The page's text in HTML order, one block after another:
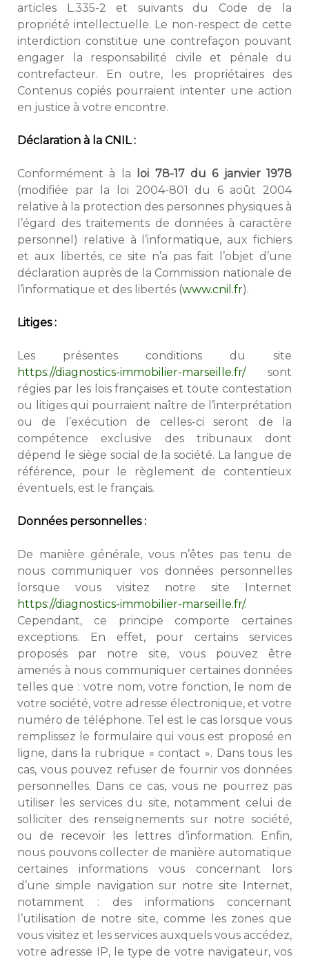
articles L.335-2 et suivants du Code de la
propriété intellectuelle. Le non-respect de cette
interdiction constitue une contrefaçon pouvant
engager la responsabilité civile et pénale du
contrefacteur. En outre, les propriétaires des
Contenus copiés pourraient intenter une action
en justice à votre encontre.
Déclaration à la CNIL :
Conformément à la
loi 78-17 du 6 janvier 1978
(modifiée par la loi 2004-801 du 6 août 2004
relative à la protection des personnes physiques à
l’égard des traitements de données à caractère
personnel) relative à l’informatique, aux fichiers
et aux libertés, ce site n’a pas fait l’objet d’une
déclaration auprès de la Commission nationale de
l’informatique et des libertés (www.cnil.fr).
Litiges :
Les présentes conditions du site
https://diagnostics-immobilier-marseille.fr/sont
régies par les lois françaises et toute contestation
ou litiges qui pourraient naître de l’interprétation
ou de l’exécution de celles-ci seront de la
compétence exclusive des tribunaux dont
dépend le siège social de la société. La langue de
référence, pour le règlement de contentieux
éventuels, est le français.
Données personnelles :
De manière générale, vous n’êtes pas tenu de
nous communiquer vos données personnelles
lorsque vous visitez notre site Internet
https://diagnostics-immobilier-marseille.fr/.
Cependant, ce principe comporte certaines
exceptions. En effet, pour certains services
proposés par notre site, vous pouvez être
amenés à nous communiquer certaines données
telles que : votre nom, votre fonction, le nom de
votre société, votre adresse électronique, et votre
numéro de téléphone. Tel est le cas lorsque vous
remplissez le formulaire qui vous est proposé en
ligne, dans la rubrique « contact ». Dans tous les
cas, vous pouvez refuser de fournir vos données
personnelles. Dans ce cas, vous ne pourrez pas
utiliser les services du site, notamment celui de
solliciter des renseignements sur notre société,
ou de recevoir les lettres d’information. Enfin,
nous pouvons collecter de manière automatique
certaines informations vous concernant lors
d’une simple navigation sur notre site Internet,
notamment : des informations concernant
l’utilisation de notre site, comme les zones que
vous visitez et les services auxquels vous accédez,
votre adresse IP, le type de votre navigateur, vos